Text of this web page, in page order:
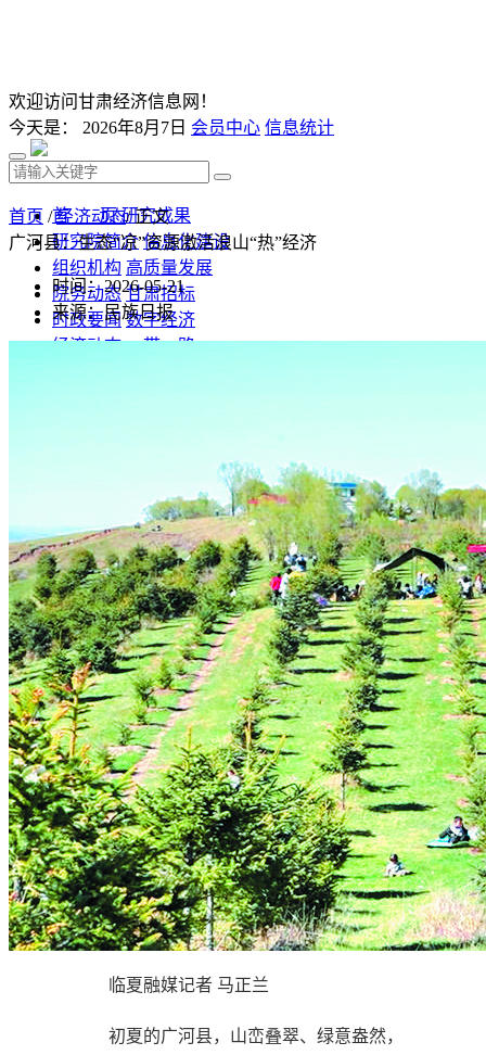
欢迎访问甘肃经济信息网！
今天是： 2026年8月7日 会员中心 信息统计
首 页 研究成果
研究院简介 信息化建设
组织机构 高质量发展
院务动态 甘肃招标
时政要闻 数字经济
经济动态 一带一路
首页 /经济动态/ 正文
广河县：生态“凉”资源激活浪山“热”经济
时间：2026-05-21
来源：民族日报
临夏融媒记者 马正兰
初夏的广河县，山峦叠翠、绿意盎然，